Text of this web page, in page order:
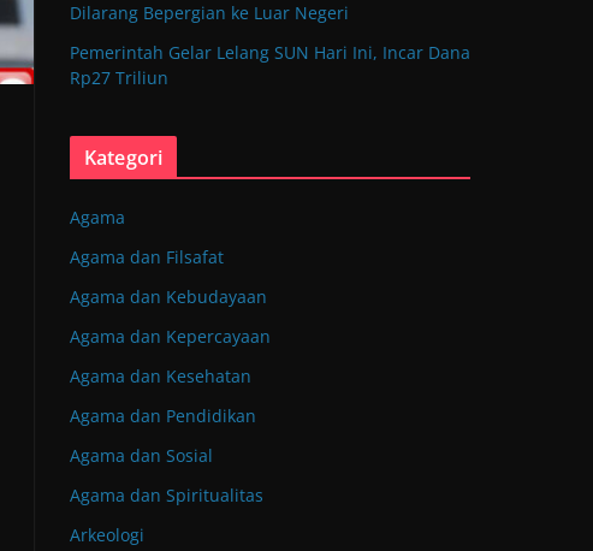
Dilarang Bepergian ke Luar Negeri
Pemerintah Gelar Lelang SUN Hari Ini, Incar Dana
Rp27 Triliun
Kategori
Agama
Agama dan Filsafat
Agama dan Kebudayaan
Agama dan Kepercayaan
Agama dan Kesehatan
Agama dan Pendidikan
Agama dan Sosial
Agama dan Spiritualitas
Arkeologi